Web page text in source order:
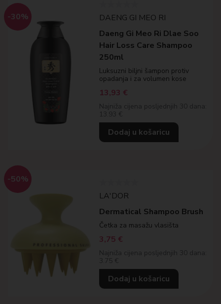
-30%
DAENG GI MEO RI
Daeng Gi Meo Ri Dlae Soo
Hair Loss Care Shampoo
250ml
Luksuzni biljni šampon protiv
opadanja i za volumen kose
13,93 €
Najniža cijena posljednjih 30 dana:
13.93 €
Dodaj u košaricu
-50%
LA'DOR
Dermatical Shampoo Brush
Četka za masažu vlasišta
3,75 €
Najniža cijena posljednjih 30 dana:
3.75 €
Dodaj u košaricu